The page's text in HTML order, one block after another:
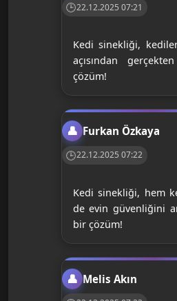
22.12.2025 07:21
Kedi sinekliği,
açısından
çözüm!
Furkan Özkaya
22.12.2025 07:22
Kedi sinekliği, hem
de evin güvenliğini
bir çözüm!
Melis Akın